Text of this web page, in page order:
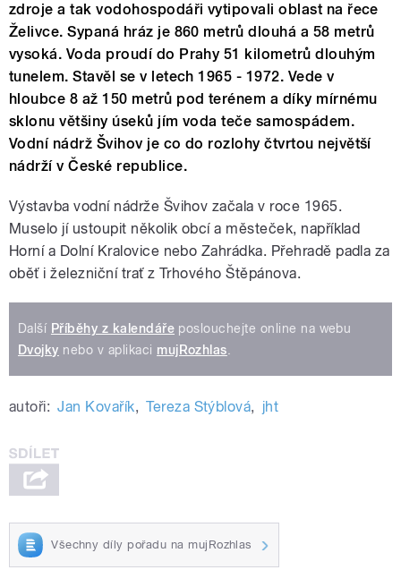
zdroje a tak vodohospodáři vytipovali oblast na řece
Želivce. Sypaná hráz je 860 metrů dlouhá a 58 metrů
vysoká. Voda proudí do Prahy 51 kilometrů dlouhým
tunelem. Stavěl se v letech 1965 - 1972. Vede v
hloubce 8 až 150 metrů pod terénem a díky mírnému
sklonu většiny úseků jím voda teče samospádem.
Vodní nádrž Švihov je co do rozlohy čtvrtou největší
nádrží v České republice.
Výstavba vodní nádrže Švihov začala v roce 1965.
Muselo jí ustoupit několik obcí a městeček, například
Horní a Dolní Kralovice nebo Zahrádka. Přehradě padla za
oběť i železniční trať z Trhového Štěpánova.
Další Příběhy z kalendáře poslouchejte online na webu
Dvojky nebo v aplikaci mujRozhlas.
autoři: Jan Kovařík, Tereza Stýblová, jht
Všechny díly pořadu na mujRozhlas